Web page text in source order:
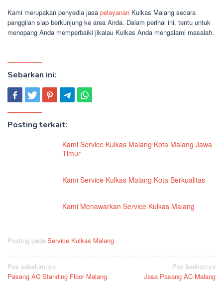
Kami merupakan penyedia jasa pelayanan Kulkas Malang secara
panggilan siap berkunjung ke area Anda. Dalam perihal ini, tentu untuk
menopang Anda memperbaiki jikalau Kulkas Anda mengalami masalah.
Sebarkan ini:
Posting terkait:
Kami Service Kulkas Malang Kota Malang Jawa
Timur
Kami Service Kulkas Malang Kota Berkualitas
Kami Menawarkan Service Kulkas Malang
Posting pada Service Kulkas Malang
Navigasi
pos
Pos sebelumnya
Pasang AC Standing Floor Malang
Pos berikutnya
Jasa Pasang AC Malang